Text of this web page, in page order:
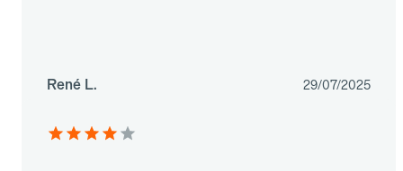
René L. 29/07/2025